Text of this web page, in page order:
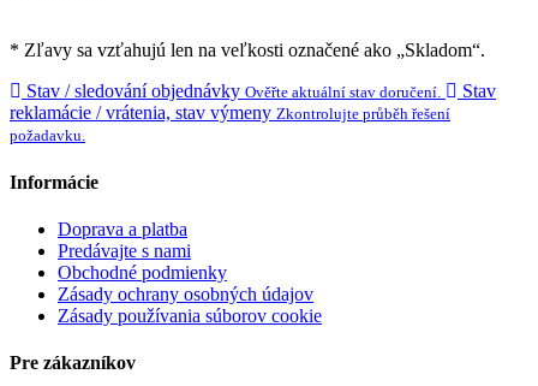
* Zľavy sa vzťahujú len na veľkosti označené ako „Skladom“.
Stav / sledování objednávky Ověřte aktuální stav doručení.
Stav
reklamácie / vrátenia, stav výmeny Zkontrolujte průběh řešení
požadavku.
Informácie
Doprava a platba
Predávajte s nami
Obchodné podmienky
Zásady ochrany osobných údajov
Zásady používania súborov cookie
Pre zákazníkov